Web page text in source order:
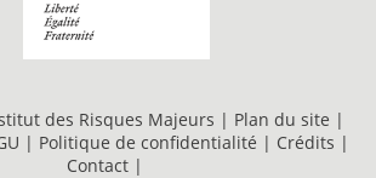
des Risques Majeurs | Plan du site |
| Politique de confidentialité | Crédits |
Contact |